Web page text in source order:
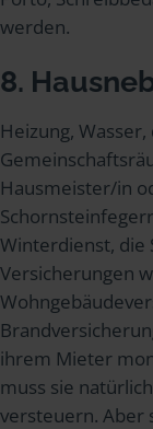
werden.
8.
Heizung,
Hausmeister/in
Winterdienst, die
Versicherungen
ihrem Mieter
muss sie
versteuern. Aber